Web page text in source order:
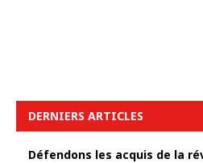
DERNIERS ARTICLES
Défendons les acquis de la